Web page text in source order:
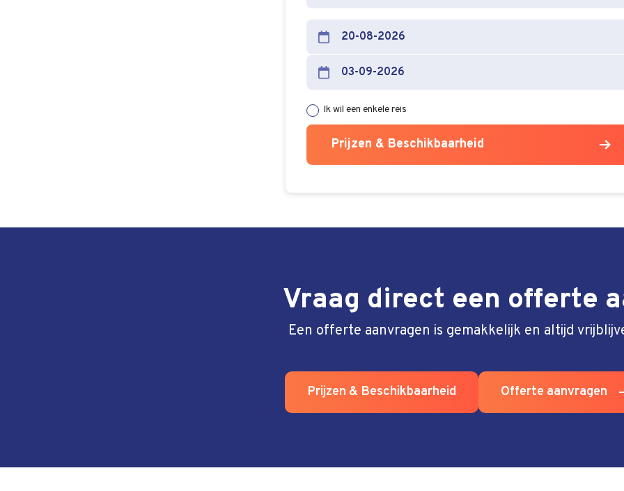
Ik wil een enkele reis
Prijzen & Beschikbaarheid
Vraag direct een offerte
Een offerte aanvragen is gemakkelijk en altijd
Prijzen & Beschikbaarheid Offerte aanvragen